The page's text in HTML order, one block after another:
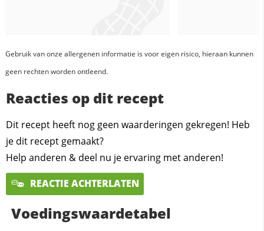
Gebruik van onze allergenen informatie is voor eigen risico, hieraan kunnen
geen rechten worden ontleend.
Reacties op dit recept
Dit recept heeft nog geen waarderingen gekregen! Heb
je dit recept gemaakt?
Help anderen & deel nu je ervaring met anderen!
REACTIE ACHTERLATEN
Voedingswaardetabel